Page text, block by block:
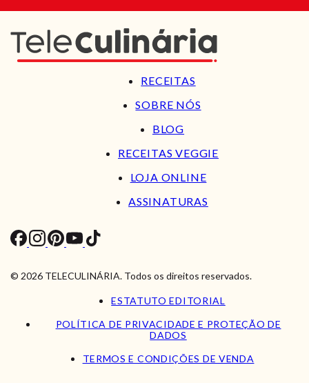
RECEITAS
SOBRE NÓS
BLOG
RECEITAS VEGGIE
LOJA ONLINE
ASSINATURAS
© 2026 TELECULINÁRIA. Todos os direitos reservados.
ESTATUTO EDITORIAL
POLÍTICA DE PRIVACIDADE E PROTEÇÃO DE
DADOS
TERMOS E CONDIÇÕES DE VENDA